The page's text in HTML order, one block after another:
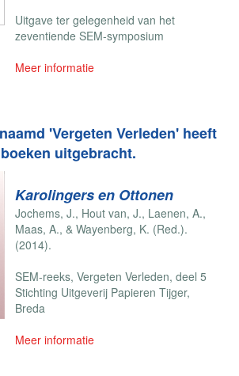
Uitgave ter gelegenheid van het
zeventiende SEM-symposium
Meer informatie
'Vergeten Verleden' heeft
uitgebracht.
Karolingers en Ottonen
Jochems, J., Hout van, J., Laenen, A.,
Maas, A., & Wayenberg, K. (Red.).
(2014).
SEM-reeks, Vergeten Verleden, deel 5
Stichting Uitgeverij Papieren Tijger,
Breda
Meer informatie